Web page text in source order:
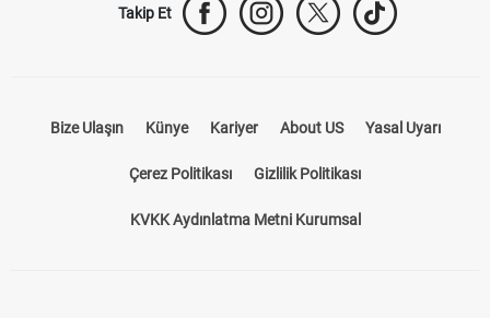
Takip Et
Bize Ulaşın Künye Kariyer About US Yasal Uyarı
Çerez Politikası Gizlilik Politikası
KVKK Aydınlatma Metni Kurumsal